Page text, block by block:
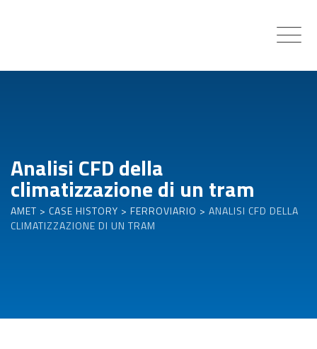
Analisi CFD della
climatizzazione di un tram
AMET > CASE HISTORY > FERROVIARIO > ANALISI CFD DELLA
CLIMATIZZAZIONE DI UN TRAM